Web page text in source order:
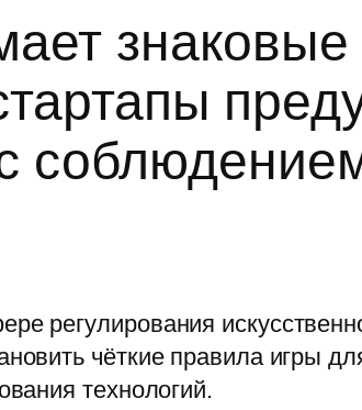
знаковые
регулирования
чёткие правила игры
технологий.